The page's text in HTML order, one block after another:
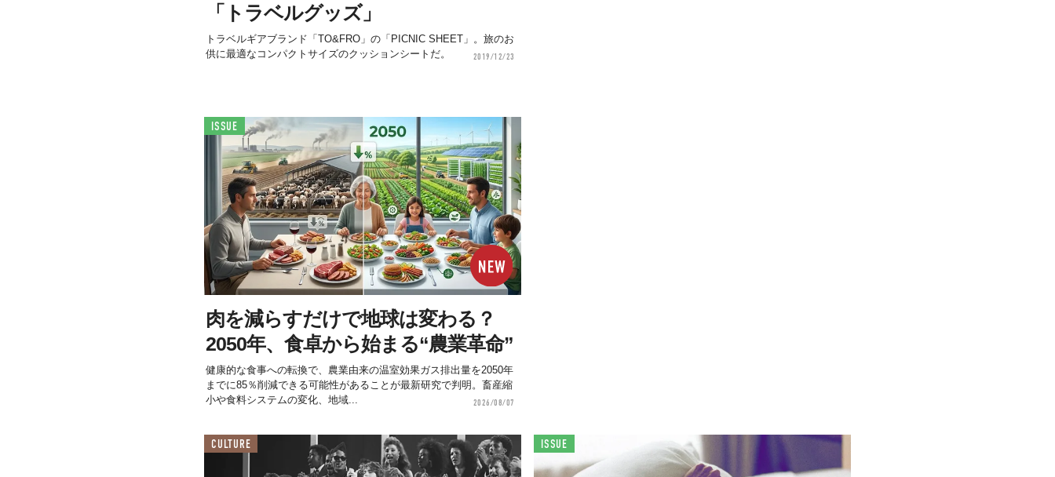
「トラベルグッズ」
トラベルギアブランド「TO&FRO」の「PICNIC SHEET」。旅のお
供に最適なコンパクトサイズのクッションシートだ。
2019/12/23
ISSUE
肉を減らすだけで地球は変わる？
2050年、食卓から始まる“農業革命”
健康的な食事への転換で、農業由来の温室効果ガス排出量を2050年
までに85％削減できる可能性があることが最新研究で判明。畜産縮
小や食料システムの変化、地域...
2026/08/07
CULTURE ISSUE